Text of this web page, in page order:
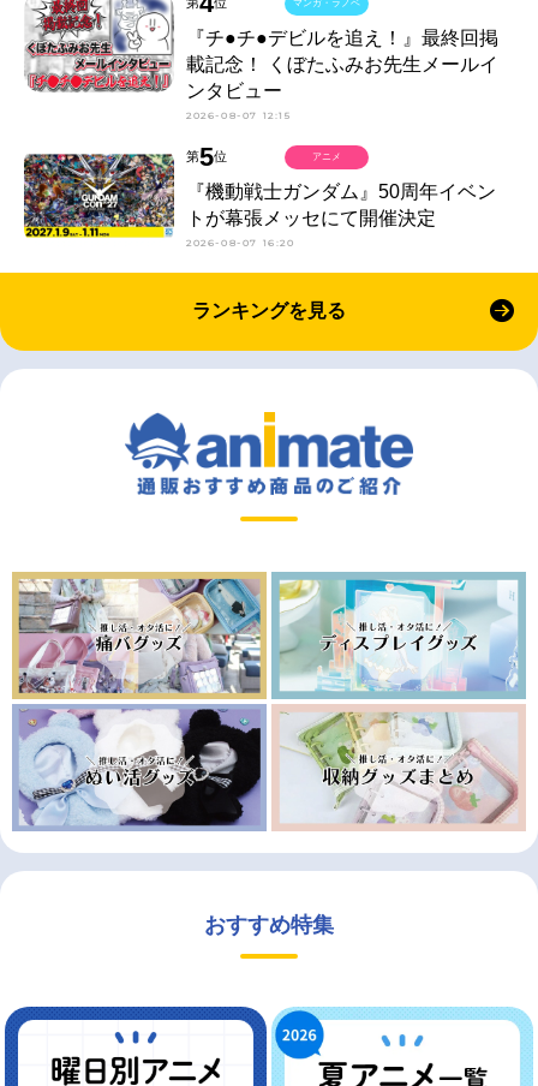
『チ●チ●デビルを追え！』最終回掲
載記念！ くぼたふみお先生メールイ
ンタビュー
2026-08-07 12:15
マンガ・ラノベ
第5位
『機動戦士ガンダム』50周年イベン
トが幕張メッセにて開催決定
2026-08-07 16:20
アニメ
ランキングを見る
おすすめ特集